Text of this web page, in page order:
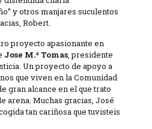
y otros manjares suculentos
Robert.
proyecto apasionante en
Jose M.ª Tomas , presidente
Un proyecto de apoyo a
que viven en la Comunidad
gran alcance en el que trato
arena. Muchas gracias, José
tan cariñosa que tuvisteis